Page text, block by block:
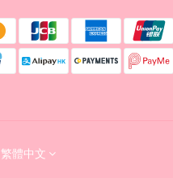
繁體中文